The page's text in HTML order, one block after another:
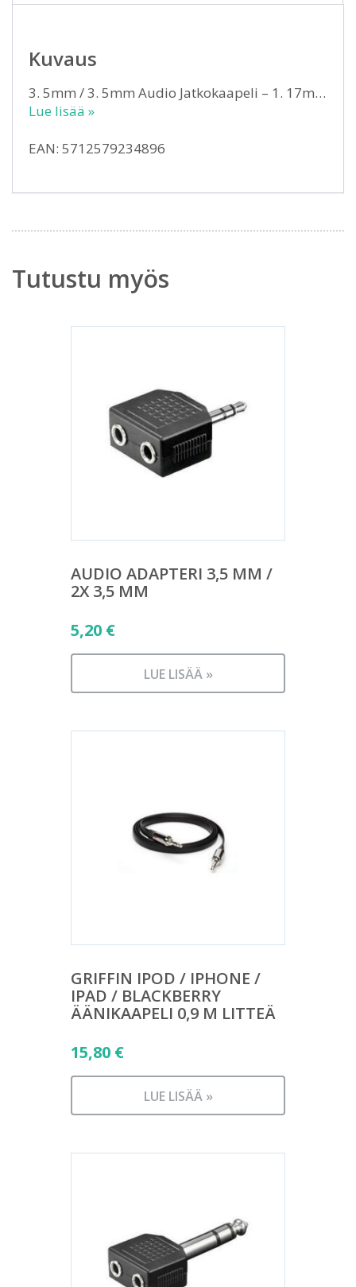
Kuvaus
3. 5mm / 3. 5mm Audio Jatkokaapeli – 1. 17m…
Lue lisää »
EAN: 5712579234896
Tutustu myös
AUDIO ADAPTERI 3,5 MM /
2X 3,5 MM
5,20 €
LUE LISÄÄ »
GRIFFIN IPOD / IPHONE /
IPAD / BLACKBERRY
ÄÄNIKAAPELI 0,9 M LITTEÄ
15,80 €
LUE LISÄÄ »